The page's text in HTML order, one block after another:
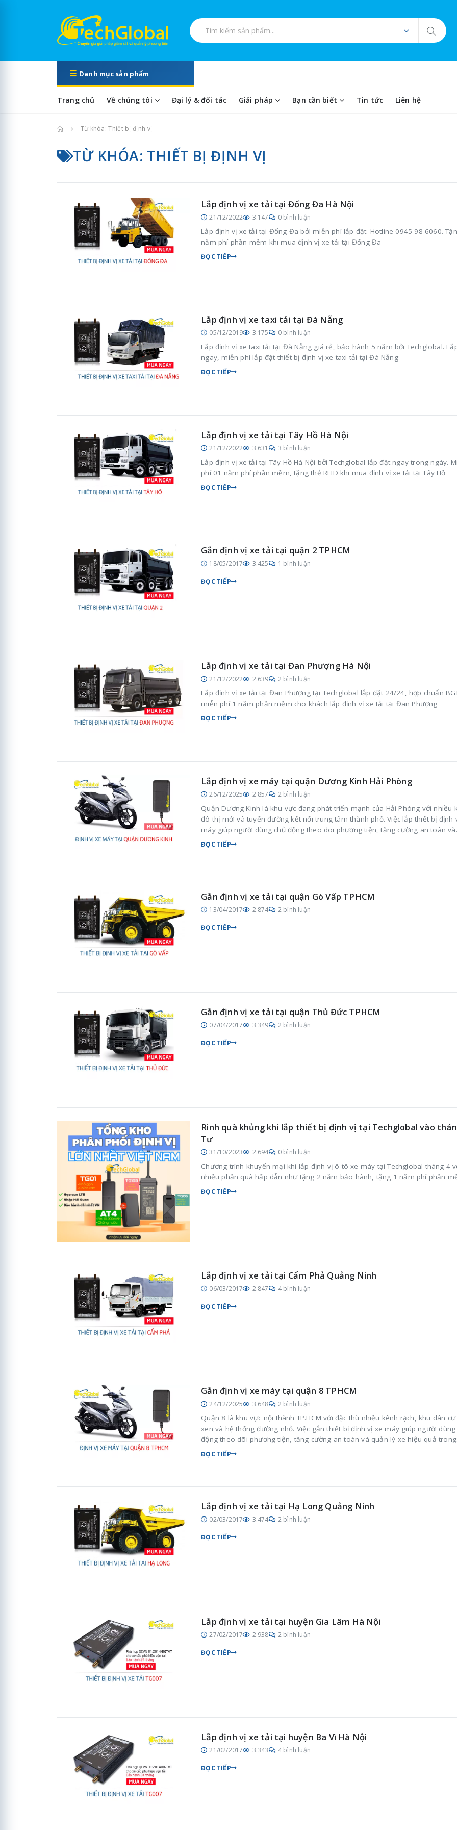
Tìm kiếm sản phẩm
Danh mục sản phẩm
Trang chủ Về chúng tôi Đại lý & đối tác Giải pháp Bạn cần biết Tin tức Liên hệ
Trang chủTừ khóa: Thiết bị định vị
TỪ KHÓA: THIẾT BỊ ĐỊNH VỊ
Lắp định vị xe tải tại Đống Đa Hà Nội
21/12/2022 3.147 0 bình luận
Lắp định vị xe tải tại Đống Đa bởi miễn phí lắp đặt. Hotline 0945 98 6060.
năm phí phần mềm khi mua định vị xe tải tại Đống Đa
ĐỌC TIẾP
Lắp định vị xe taxi tải tại Đà Nẵng
05/12/2019 3.175 0 bình luận
Lắp định vị xe taxi tải tại Đà Nẵng giá rẻ, bảo hành 5 năm bởi Techglobal.
ngay, miễn phí lắp đặt thiết bị định vị xe taxi tải tại Đà Nẵng
ĐỌC TIẾP
Lắp định vị xe tải tại Tây Hồ Hà Nội
21/12/2022 3.631 3 bình luận
Lắp định vị xe tải tại Tây Hồ Hà Nội bởi Techglobal lắp đặt ngay trong ngày.
phí 01 năm phí phần mềm, tặng thẻ RFID khi mua định vị xe tải tại Tây Hồ
ĐỌC TIẾP
Gắn định vị xe tải tại quận 2 TPHCM
18/05/2017 3.425 1 bình luận
ĐỌC TIẾP
Lắp định vị xe tải tại Đan Phượng Hà Nội
21/12/2022 2.639 2 bình luận
Lắp định vị xe tải tại Đan Phượng tại Techglobal lắp đặt 24/24, hợp chuẩn
miễn phí 1 năm phần mềm cho khách lắp định vị xe tải tại Đan Phượng
ĐỌC TIẾP
Lắp định vị xe máy tại quận Dương Kinh Hải Phòng
26/12/2025 2.857 2 bình luận
Quận Dương Kinh là khu vực đang phát triển mạnh của Hải Phòng với nhiều
đô thị mới và tuyến đường kết nối trung tâm thành phố. Việc lắp thiết bị định
máy giúp người dùng chủ động theo dõi phương tiện, tăng cường an toàn và
quản lý xe hiệu quả trong sinh hoạt hằng ngày.
ĐỌC TIẾP
Gắn định vị xe tải tại quận Gò Vấp TPHCM
13/04/2017 2.874 2 bình luận
ĐỌC TIẾP
Gắn định vị xe tải tại quận Thủ Đức TPHCM
07/04/2017 3.349 2 bình luận
ĐỌC TIẾP
Rinh quà khủng khi lắp thiết bị định vị tại Techglobal vào
Tư
31/10/2023 2.694 0 bình luận
Chương trình khuyến mại khi lắp định vị ô tô xe máy tại Techglobal tháng 4
nhiều phần quà hấp dẫn như tặng 2 năm bảo hành, tặng 1 năm phí phần
ĐỌC TIẾP
Lắp định vị xe tải tại Cẩm Phả Quảng Ninh
06/03/2017 2.847 4 bình luận
ĐỌC TIẾP
Gắn định vị xe máy tại quận 8 TPHCM
24/12/2025 3.648 2 bình luận
Quận 8 là khu vực nội thành TP.HCM với đặc thù nhiều kênh rạch, khu dân
xen và hệ thống đường nhỏ. Việc gắn thiết bị định vị xe máy giúp người dùng
động theo dõi phương tiện, tăng cường an toàn và quản lý xe hiệu quả trong
sinh hoạt hằng ngày.
ĐỌC TIẾP
Lắp định vị xe tải tại Hạ Long Quảng Ninh
02/03/2017 3.474 2 bình luận
ĐỌC TIẾP
Lắp định vị xe tải tại huyện Gia Lâm Hà Nội
27/02/2017 2.938 2 bình luận
ĐỌC TIẾP
Lắp định vị xe tải tại huyện Ba Vì Hà Nội
21/02/2017 3.343 4 bình luận
ĐỌC TIẾP